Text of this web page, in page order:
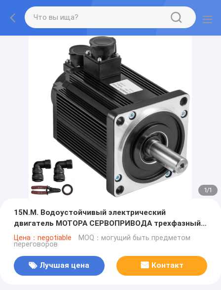
1/1
15N.M. Водоустойчивый электрический
двигатель МОТОРА СЕРВОПРИВОДА трехфазный
220V 2.3KW 2300W 1500 Rpm
Цена：negotiable MOQ：могущий быть предметом
переговоров
Лучшая цена Контакт